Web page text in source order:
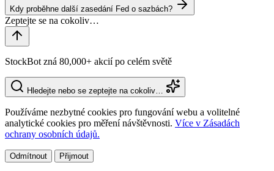
Kdy proběhne další zasedání Fed o sazbách?
StockBot zná 80,000+ akcií po celém světě
Hledejte nebo se zeptejte na cokoliv…
Používáme nezbytné cookies pro fungování webu a volitelné
analytické cookies pro měření návštěvnosti. Více v Zásadách
ochrany osobních údajů.
Odmítnout Přijmout